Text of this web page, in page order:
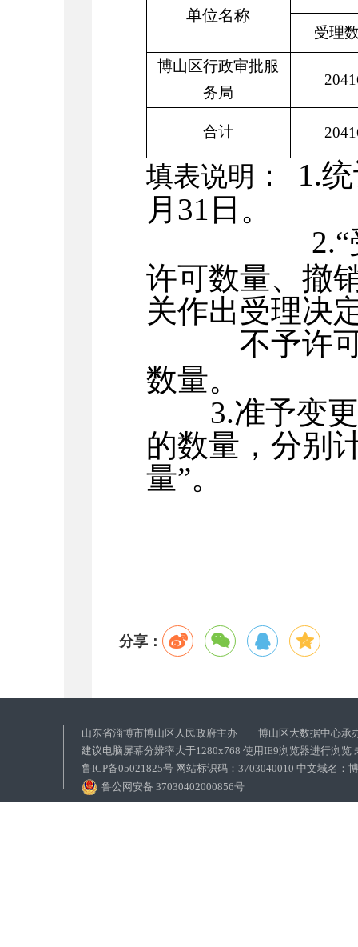
单位名称
受理
博山区行政审批服
务局
合计
填表说明 ：
1.
月 31 日。
许可数量、撤
关作出受理决
不予许
数量。
3.准予变
的数量，分别
量”。
分享：
山东省淄博市博山区人民政府主办 博山区大数据中心承
建议电脑屏幕分辨率大于1280x768 使用IE9浏览器进行浏览
鲁ICP备05021825号 网站标识码：3703040010 中文域名：
鲁公网安备 37030402000856号